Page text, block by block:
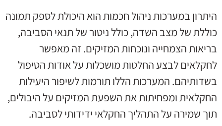
היתרון במערכות ניהול חכמות הוא היכולת לספק תמונה
כוללת של מצב השדה, כולל ניטור של תנאי הסביבה,
בריאות הצמחייה ונוכחות המזיקים. זה מאפשר
לחקלאים לבצע החלטות מושכלות על אודות הטיפול
בשדותיהם. המערכות הללו תורמות לשיפור היעילות
החקלאית ומפחיתות את השפעת המזיקים על היבולים,
תוך שמירה על התהליך החקלאי ידידותי לסביבה.